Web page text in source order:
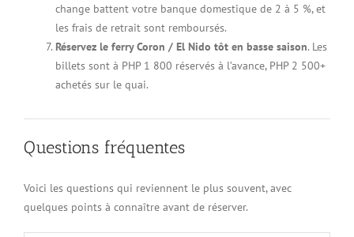
change battent votre banque domestique de 2 à 5 %, et
les frais de retrait sont remboursés.
Réservez le ferry Coron / El Nido tôt en basse saison. Les
billets sont à PHP 1 800 réservés à l’avance, PHP 2 500+
achetés sur le quai.
Questions fréquentes
Voici les questions qui reviennent le plus souvent, avec
quelques points à connaître avant de réserver.